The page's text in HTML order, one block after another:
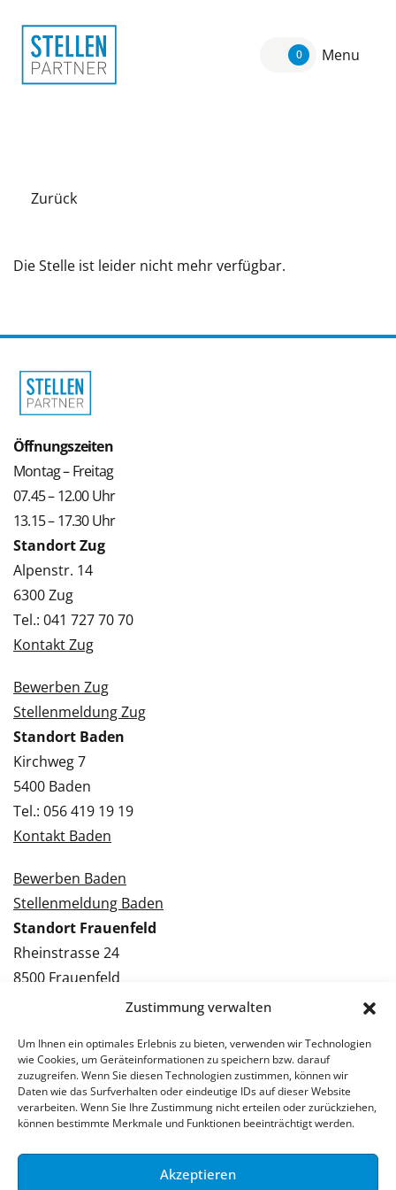
Zustimmung verwalten
Um Ihnen ein optimales Erlebnis zu bieten, verwenden wir Technologien
wie Cookies, um Geräteinformationen zu speichern bzw. darauf
zuzugreifen. Wenn Sie diesen Technologien zustimmen, können wir
Daten wie das Surfverhalten oder eindeutige IDs auf dieser Website
verarbeiten. Wenn Sie Ihre Zustimmung nicht erteilen oder zurückziehen,
können bestimmte Merkmale und Funktionen beeinträchtigt werden.
Akzeptieren
0 Menu
Zurück
Die Stelle ist leider nicht mehr verfügbar.
Öffnungszeiten
Montag – Freitag
07.45 – 12.00 Uhr
13.15 – 17.30 Uhr
Standort Zug
Alpenstr. 14
6300 Zug
Tel.: 041 727 70 70
Kontakt Zug
Bewerben Zug
Stellenmeldung Zug
Standort Baden
Kirchweg 7
5400 Baden
Tel.: 056 419 19 19
Kontakt Baden
Bewerben Baden
Stellenmeldung Baden
Standort Frauenfeld
Rheinstrasse 24
8500 Frauenfeld
Tel.: 052 224 09 09
Bewerben Frauenfeld
Stellenmeldung Frauenfeld
© 2026 Stellenpartner AG